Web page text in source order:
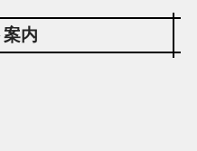
内